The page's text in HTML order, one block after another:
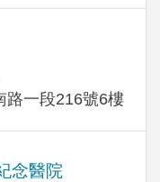
路一段216號6樓
念醫院